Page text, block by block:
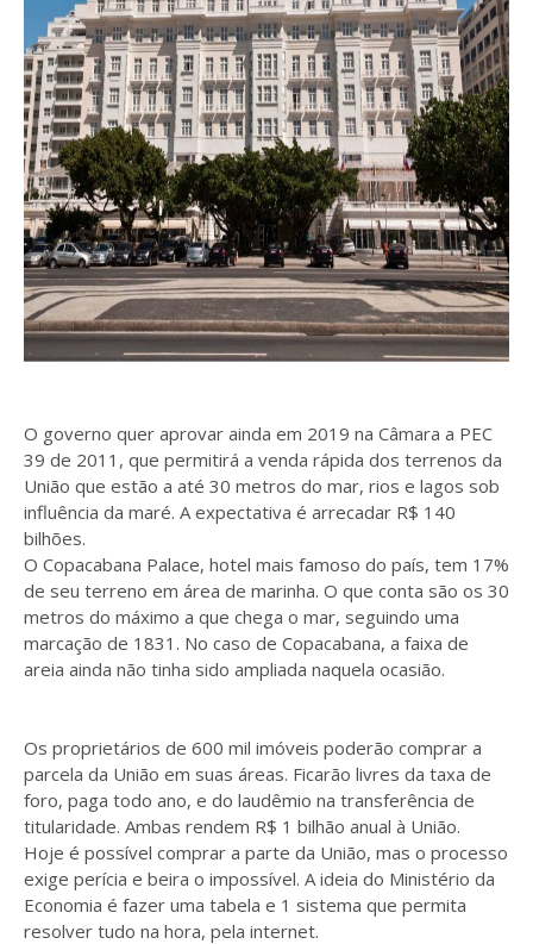
O governo quer aprovar ainda em 2019 na Câmara a PEC
39 de 2011, que permitirá a venda rápida dos terrenos da
União que estão a até 30 metros do mar, rios e lagos sob
influência da maré. A expectativa é arrecadar R$ 140
bilhões.
O Copacabana Palace, hotel mais famoso do país, tem 17%
de seu terreno em área de marinha. O que conta são os 30
metros do máximo a que chega o mar, seguindo uma
marcação de 1831. No caso de Copacabana, a faixa de
areia ainda não tinha sido ampliada naquela ocasião.
Os proprietários de 600 mil imóveis poderão comprar a
parcela da União em suas áreas. Ficarão livres da taxa de
foro, paga todo ano, e do laudêmio na transferência de
titularidade. Ambas rendem R$ 1 bilhão anual à União.
Hoje é possível comprar a parte da União, mas o processo
exige perícia e beira o impossível. A ideia do Ministério da
Economia é fazer uma tabela e 1 sistema que permita
resolver tudo na hora, pela internet.